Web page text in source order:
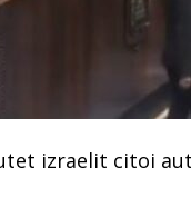
izraelit citoi